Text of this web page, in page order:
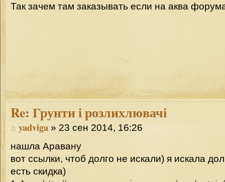
Так зачем там заказывать если на аква
Re: Грунти і розлихлювачі
yadviga » 23 сен 2014, 16:26
нашла Аравану
вот ссылки, чтоб долго не искали) я искала
есть скидка)